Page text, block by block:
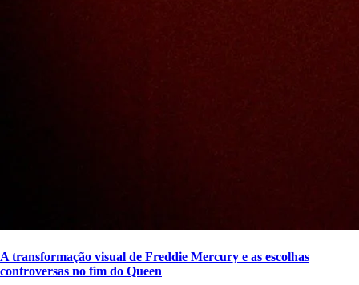
A transformação visual de Freddie Mercury e as escolhas
controversas no fim do Queen